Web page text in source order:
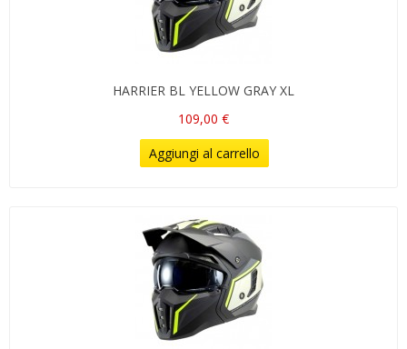
HARRIER BL YELLOW GRAY XL
109,00 €
Aggiungi al carrello